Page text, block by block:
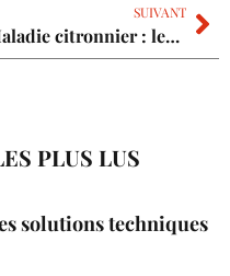
SUIVANT
Maladie citronnier : les traitements naturels pour protéger efficacement vos agrumes au jardin
PLUS LUS
solutions techniques